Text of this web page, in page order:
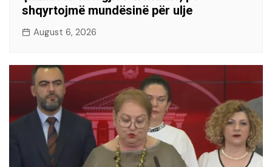
shqyrtojmë mundësinë për ulje
August 6, 2026